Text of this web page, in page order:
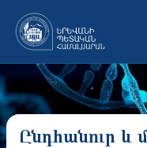
Ընդհանուր և